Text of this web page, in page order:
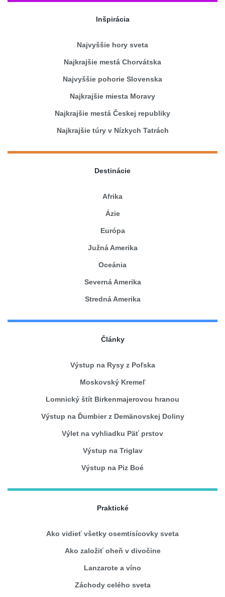
Inšpirácia
Najvyššie hory sveta
Najkrajšie mestá Chorvátska
Najvyššie pohorie Slovenska
Najkrajšie miesta Moravy
Najkrajšie mestá Českej republiky
Najkrajšie túry v Nízkych Tatrách
Destinácie
Afrika
Ázie
Európa
Južná Amerika
Oceánia
Severná Amerika
Stredná Amerika
Články
Výstup na Rysy z Poľska
Moskovský Kremeľ
Lomnický štít Birkenmajerovou hranou
Výstup na Ďumbier z Demänovskej Doliny
Výlet na vyhliadku Päť prstov
Výstup na Triglav
Výstup na Piz Boé
Praktické
Ako vidieť všetky osemtisícovky sveta
Ako založiť oheň v divočine
Lanzarote a víno
Záchody celého sveta